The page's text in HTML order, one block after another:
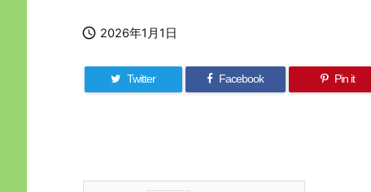
 2026年1月1日
Twitter Facebook Pin it